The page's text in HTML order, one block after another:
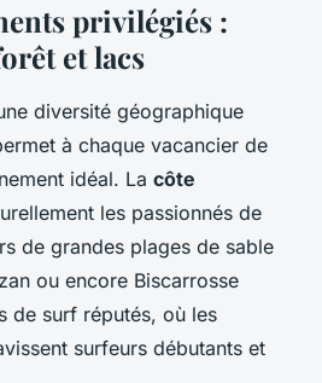
privilégiés :
et lacs
diversité géographique
à chaque vacancier de
idéal. La côte
les passionnés de
de grandes plages de sable
ou encore Biscarrosse
de surf réputés, où les
surfeurs débutants et